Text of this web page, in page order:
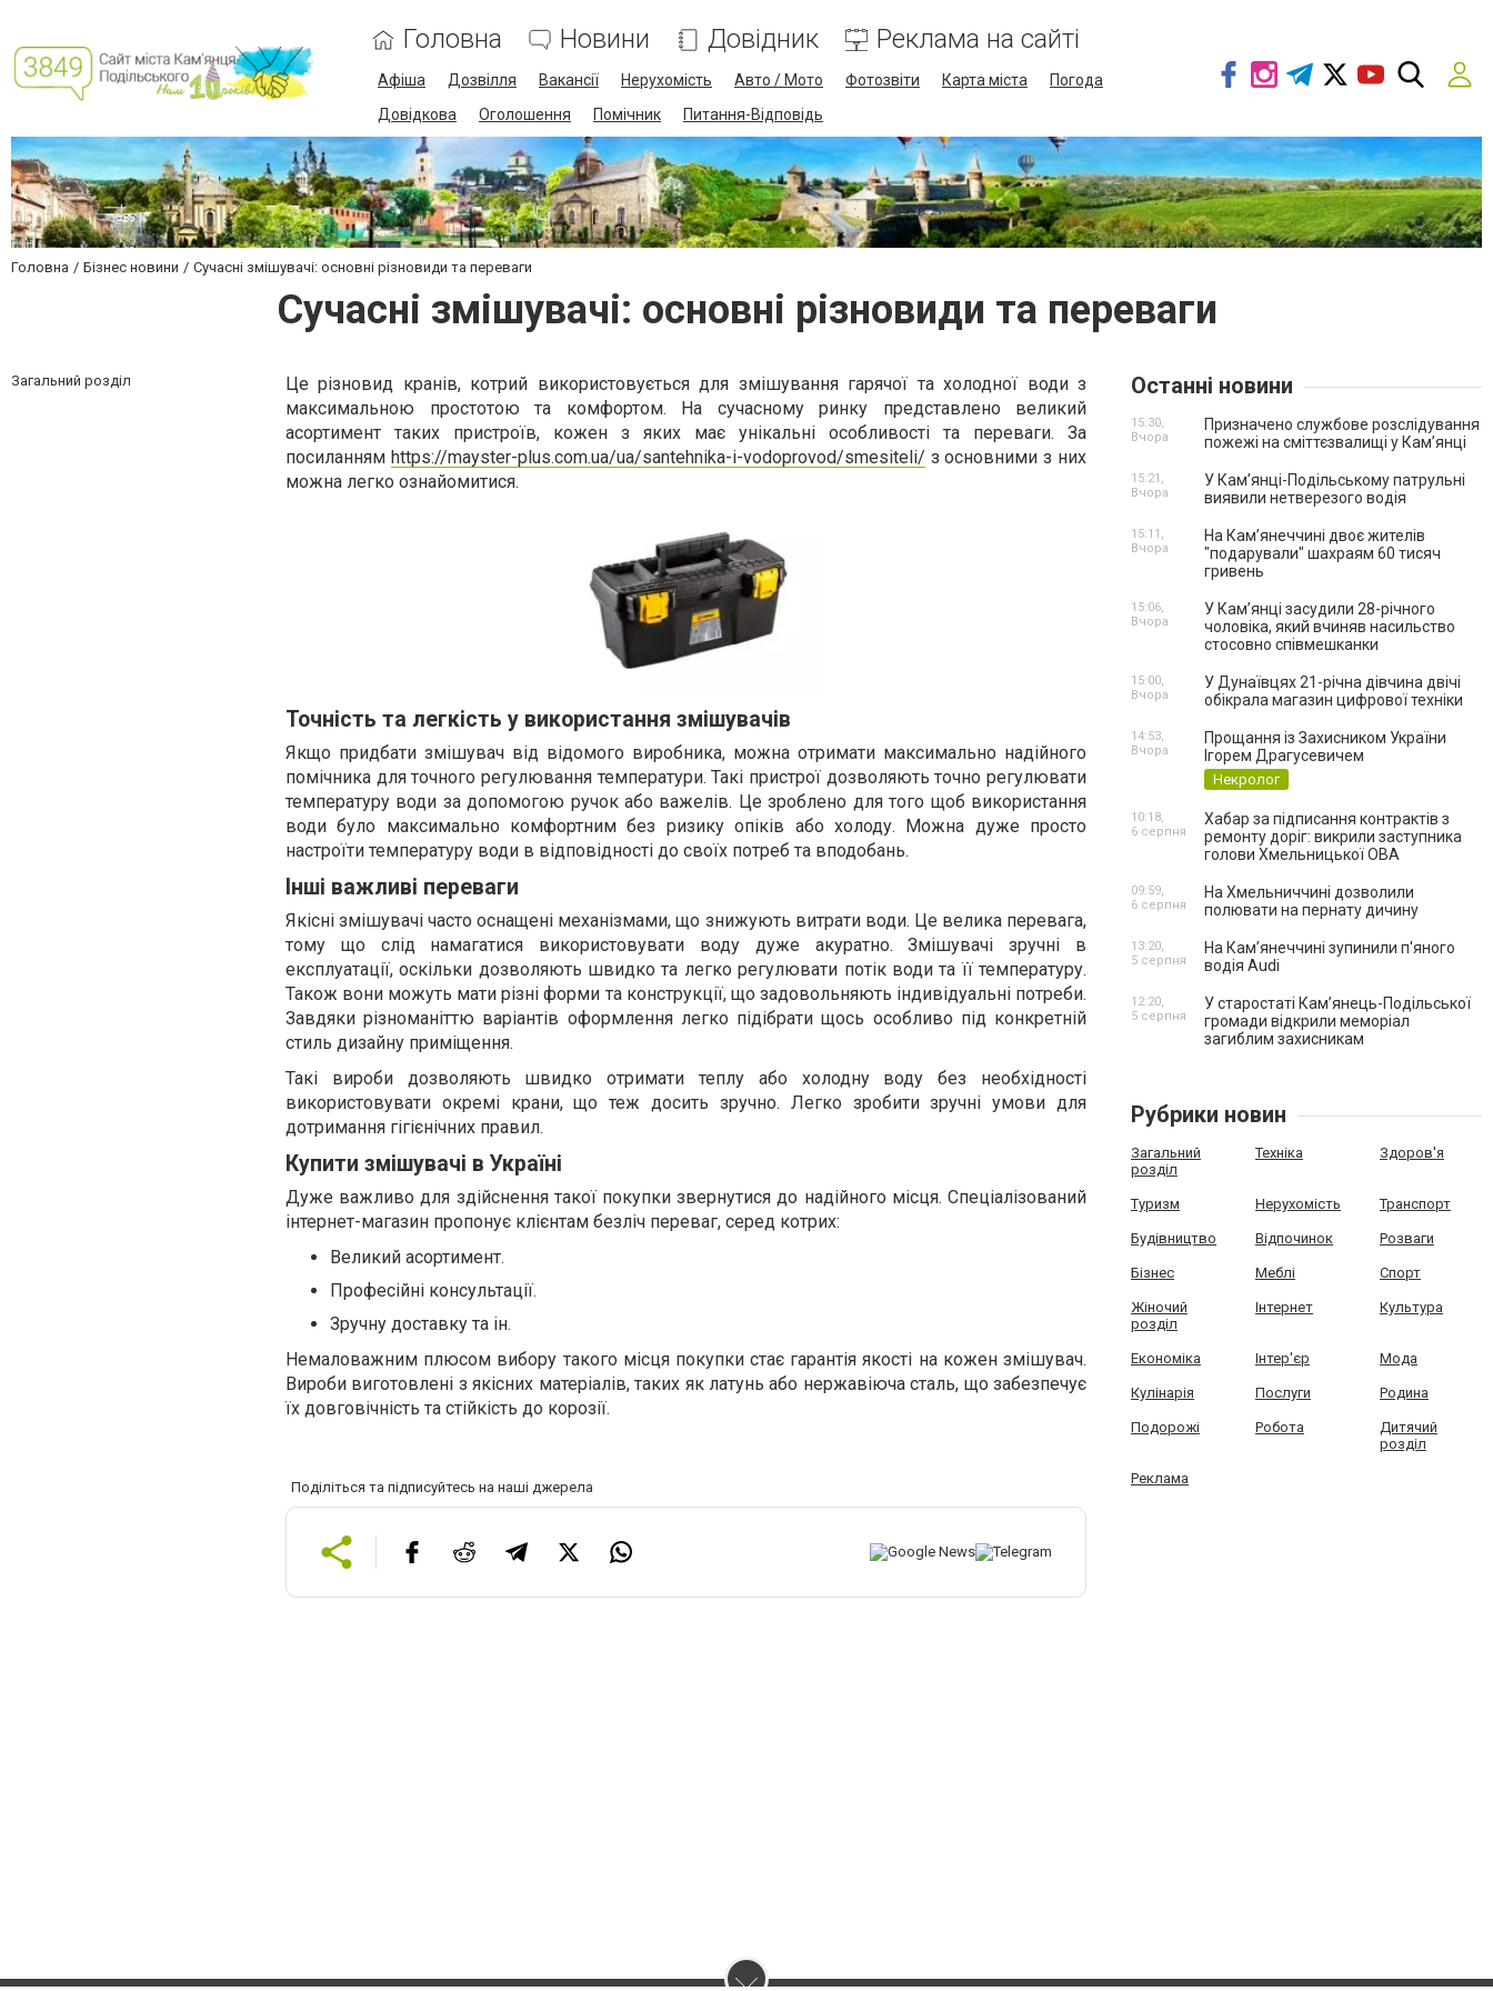
Головна Новини Довідник Реклама на сайті
Афіша Дозвілля Вакансії Нерухомість Авто / Мото Фотозвіти Карта міста
Погода
Довідкова
Оголошення Помічник Питання-Відповідь
Головна Бізнес новини Сучасні змішувачі: основні різновиди та переваги
Сучасні змішувачі: основні різновиди та переваги
Загальний розділ
Це різновид кранів, котрий використовується для змішування гарячої та холодної води з
максимальною простотою та комфортом. На сучасному ринку представлено великий
асортимент таких пристроїв, кожен з яких має унікальні особливості та переваги. За
посиланням https://mayster-plus.com.ua/ua/santehnika-i-vodoprovod/smesiteli/ з основними з них
можна легко ознайомитися.
Точність та легкість у використання змішувачів
Якщо придбати змішувач від відомого виробника, можна отримати максимально надійного
помічника для точного регулювання температури. Такі пристрої дозволяють точно регулювати
температуру води за допомогою ручок або важелів. Це зроблено для того щоб використання
води було максимально комфортним без ризику опіків або холоду. Можна дуже просто
настроїти температуру води в відповідності до своїх потреб та вподобань.
Інші важливі переваги
Якісні змішувачі часто оснащені механізмами, що знижують витрати води. Це велика перевага,
тому що слід намагатися використовувати воду дуже акуратно. Змішувачі зручні в
експлуатації, оскільки дозволяють швидко та легко регулювати потік води та її температуру.
Також вони можуть мати різні форми та конструкції, що задовольняють індивідуальні потреби.
Завдяки різноманіттю варіантів оформлення легко підібрати щось особливо під конкретній
стиль дизайну приміщення.
Такі вироби дозволяють швидко отримати теплу або холодну воду без необхідності
використовувати окремі крани, що теж досить зручно. Легко зробити зручні умови для
дотримання гігієнічних правил.
Купити змішувачі в Україні
Дуже важливо для здійснення такої покупки звернутися до надійного місця. Спеціалізований
інтернет-магазин пропонує клієнтам безліч переваг, серед котрих:
Великий асортимент.
Професійні консультації.
Зручну доставку та ін.
Немаловажним плюсом вибору такого місця покупки стає гарантія якості на кожен змішувач.
Вироби виготовлені з якісних матеріалів, таких як латунь або нержавіюча сталь, що забезпечує
їх довговічність та стійкість до корозії.
Поділіться та підписуйтесь на наші джерела
Останні новини
Призначено службове розслідування
пожежі на сміттєзвалищі у Кам’янці
15:30,
Вчора
У Кам’янці-Подільському патрульні
виявили нетверезого водія
15:21,
Вчора
На Камʼянеччині двоє жителів
"подарували" шахраям 60 тисяч
гривень
15:11,
Вчора
У Камʼянці засудили 28-річного
чоловіка, який вчиняв насильство
стосовно співмешканки
15:06,
Вчора
У Дунаївцях 21-річна дівчина двічі
обікрала магазин цифрової техніки
15:00,
Вчора
Прощання із Захисником України
Ігорем Драгусевичем
Некролог
14:53,
Вчора
Хабар за підписання контрактів з
ремонту доріг: викрили заступника
голови Хмельницької ОВА
10:18,
6 серпня
На Хмельниччині дозволили
полювати на пернату дичину
09:59,
6 серпня
На Камʼянеччині зупинили п'яного
водія Audi
13:20,
5 серпня
У старостаті Кам’янець-Подільської
громади відкрили меморіал
загиблим захисникам
12:20,
5 серпня
Рубрики новин
Загальний
розділ
Техніка Здоров'я
Туризм Нерухомість Транспорт
Будівництво Відпочинок Розваги
Бізнес Меблі Спорт
Жіночий
розділ
Інтернет Культура
Економіка Інтер'єр Мода
Кулінарія Послуги Родина
Подорожі Робота
Дитячий
розділ
Реклама